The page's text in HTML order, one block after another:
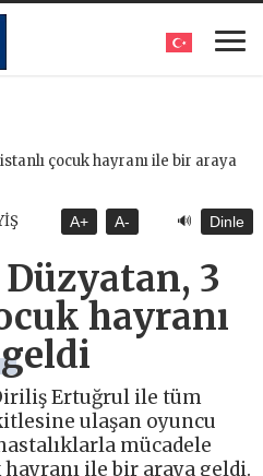
A+ A- 🔊 Dinle
3
hayranı
Ertuğrul ile tüm
ulaşan oyuncu
mücadele
ile bir araya geldi.